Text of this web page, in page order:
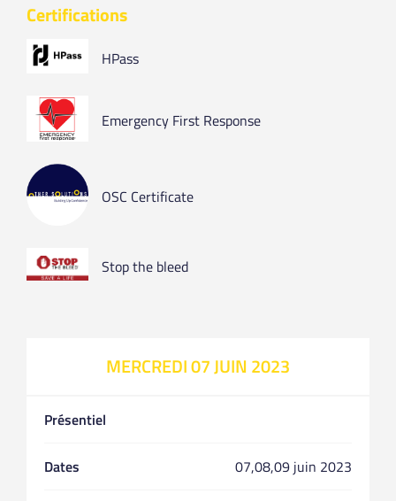
Certifications
HPass
Emergency First Response
OSC Certificate
Stop the bleed
MERCREDI 07 JUIN 2023
Présentiel
Dates 07,08,09 juin 2023